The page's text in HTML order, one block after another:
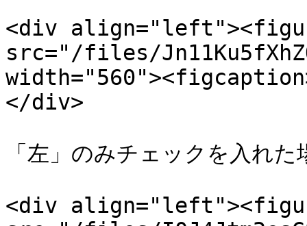
<div
src="/files/
</div>
「左」のみチェックを入れ
<div